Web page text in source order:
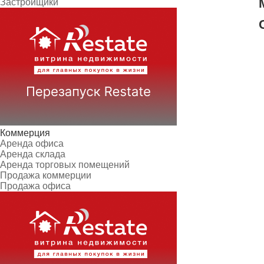
Застройщики
Коммерция
Аренда офиса
Аренда склада
Аренда торговых помещений
Продажа коммерции
Продажа офиса